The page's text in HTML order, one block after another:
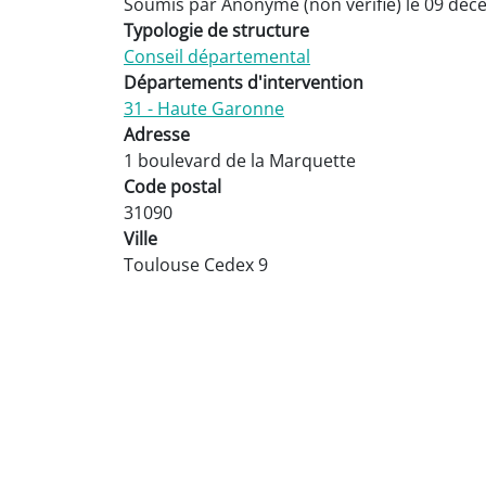
Typologie de structure
Conseil départemental
Départements d'intervention
31 - Haute Garonne
Adresse
1 boulevard de la Marquette
Code postal
31090
Ville
Toulouse Cedex 9